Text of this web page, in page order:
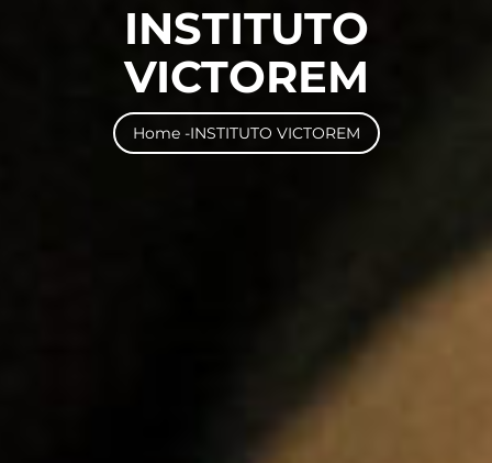
INSTITUTO
VICTOREM
Home -INSTITUTO VICTOREM